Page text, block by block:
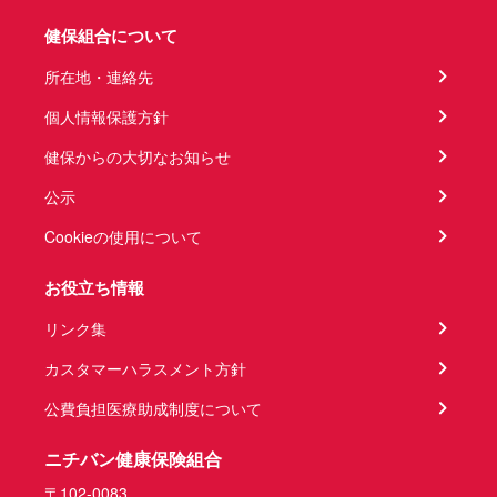
健保組合について
所在地・連絡先
個人情報保護方針
健保からの大切なお知らせ
公示
Cookieの使用について
お役立ち情報
リンク集
カスタマーハラスメント方針
公費負担医療助成制度について
ニチバン健康保険組合
〒102-0083